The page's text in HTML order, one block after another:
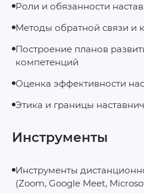
Роли и обязанности
Методы обратной связи и
Построение планов
компетенций
Оценка эффективности
Этика и границы
Инструменты
Инструменты
(Zoom, Google Meet,